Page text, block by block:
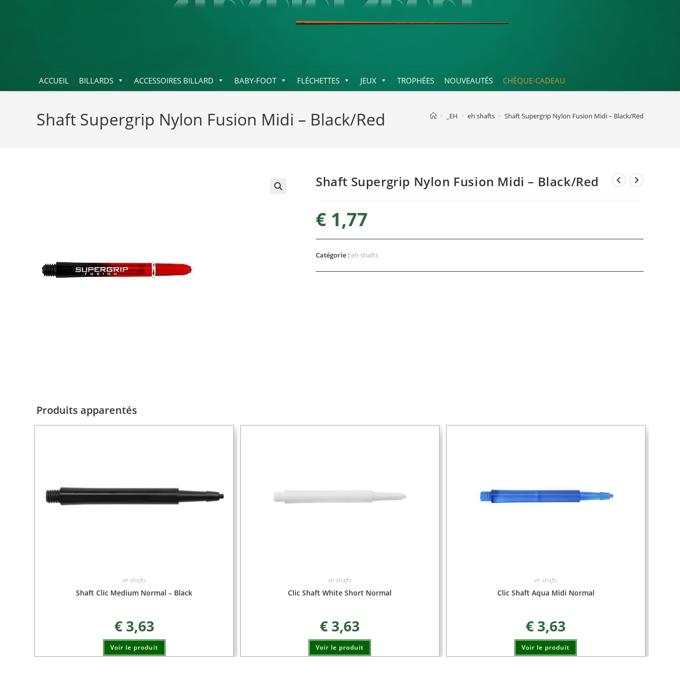
ACCUEIL BILLARDS ACCESSOIRES BILLARD BABY-FOOT FLÉCHETTES JEUX TROPHÉES NOUVEAUTÉS CHÈQUE-CADEAU
Shaft Supergrip Nylon Fusion Midi – Black/Red > _EH > eh shafts > Shaft Supergrip Nylon Fusion Midi – Black/Red
Shaft Supergrip Nylon Fusion Midi – Black/Red
€ 1,77
Catégorie : eh shafts
Produits apparentés
eh shafts
Shaft Clic Medium Normal – Black
€3,63
Voir le produit
eh shafts
Clic Shaft White Short Normal
€ 3,63
Voir le produit
eh shafts
Clic Shaft Aqua Midi Normal
€ 3,63
Voir le produit